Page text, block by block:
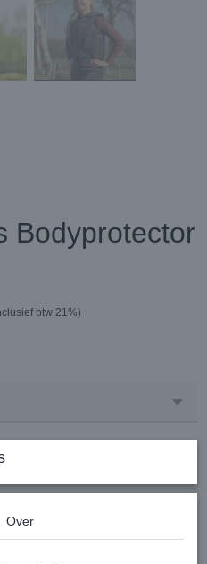
Bodyprotector
btw 21%)
Over